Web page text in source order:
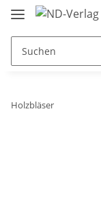
Holzbläser